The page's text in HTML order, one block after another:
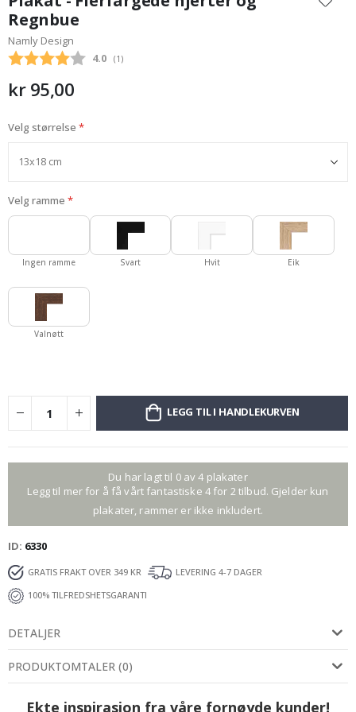
begynnelsen
av
bildegalleri
Regnbue
Namly Design
Gjennomsnittskarakter:
4.0 (stemmer:
1 )
kr 95,00
Velg størrelse
Velg ramme
Ingen ramme Svart Hvit Eik
Valnøtt
LEGG TIL I HANDLEKURVEN
Du har lagt til 0 av 4 plakater
Legg til mer for å få vårt fantastiske 4 for 2 tilbud. Gjelder kun
plakater, rammer er ikke inkludert.
ID 6330
GRATIS FRAKT OVER 349 KR
LEVERING 4-7 DAGER
100% TILFREDSHETSGARANTI
DETALJER
PRODUKTOMTALER (0)
Ekte inspirasjon fra våre fornøyde kunder!